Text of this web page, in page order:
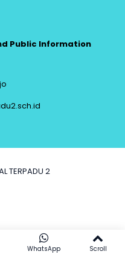
Public Information
TERPADU 2
WhatsApp Scroll